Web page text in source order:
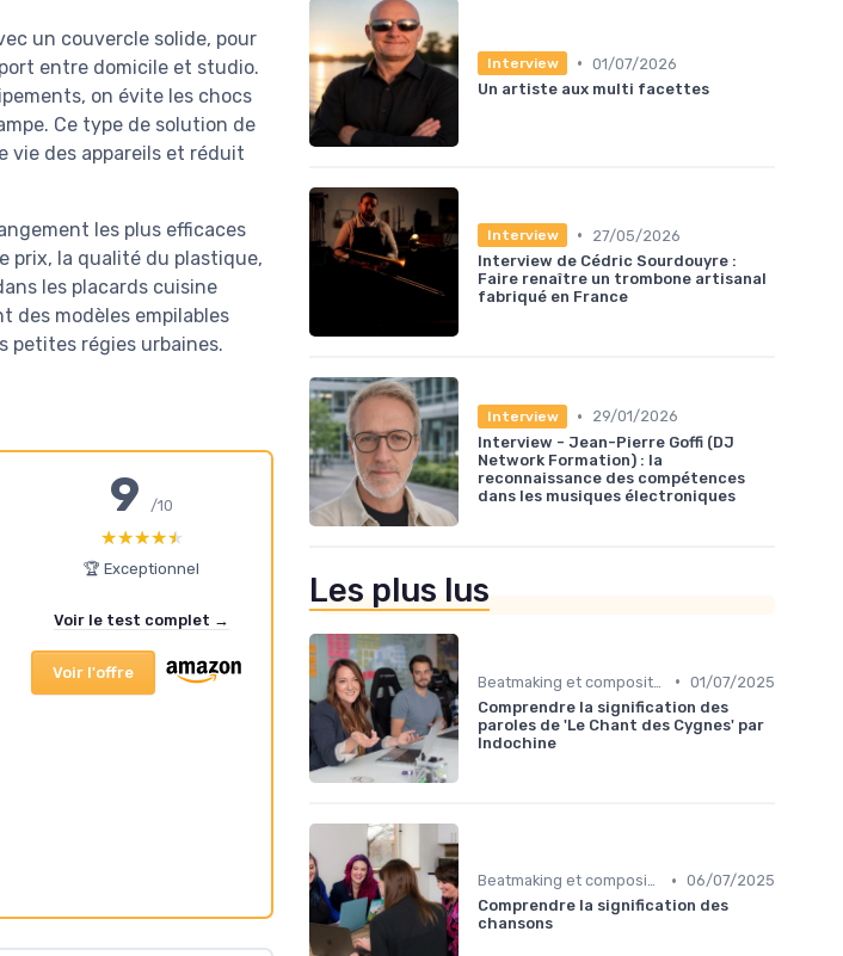
un couvercle solide, pour
entre domicile et studio.
on évite les chocs
Ce type de solution de
vie des appareils et réduit
les plus efficaces
prix, la qualité du plastique,
les placards cuisine
des modèles empilables
petites régies urbaines.
9/10
★★★★★
★★★★★
🏆 Exceptionnel
Voir le test complet →
Voir l'offre
Interview • 01/07/2026
Un artiste aux multi facettes
Interview •
27/05/2026
Interview de Cédric Sourdouyre :
Faire renaître un trombone artisanal
fabriqué en France
Interview •
29/01/2026
Interview - Jean-Pierre Goffi (DJ
Network Formation) : la
reconnaissance des compétences
dans les musiques électroniques
Les plus lus
• 01/07/2025
Comprendre la signification des
paroles de 'Le Chant des Cygnes' par
Indochine
Beatmaking et composition • 06/07/2025
Comprendre la signification des
chansons